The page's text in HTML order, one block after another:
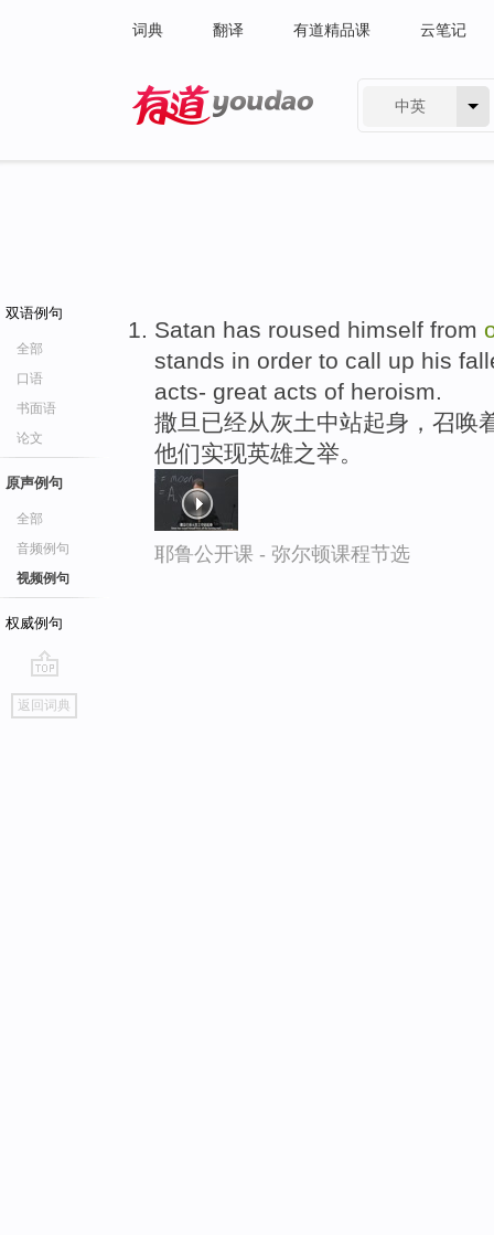
词典 翻译 有道精品课 云笔记
中英
双语例句
全部
口语
书面语
论文
原声例句
全部
音频例句
视频例句
权威例句
go
top
返回词典
Satan has roused himself from
stands in order to call up his
acts- great acts of heroism.
撒旦已经从灰土中站起身，召唤
他们实现英雄之举。
耶鲁公开课 - 弥尔顿课程节选